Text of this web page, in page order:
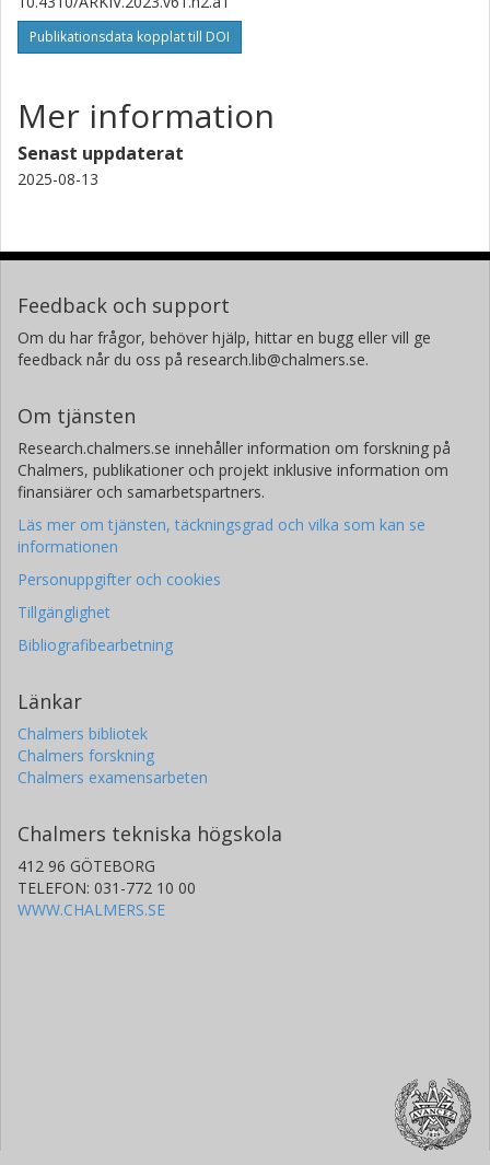
Publikationsdata kopplat till DOI
Mer information
Senast uppdaterat
2025-08-13
Feedback och support
Om du har frågor, behöver hjälp, hittar en bugg eller vill ge
feedback når du oss på research.lib@chalmers.se.
Om tjänsten
Research.chalmers.se innehåller information om forskning på
Chalmers, publikationer och projekt inklusive information om
finansiärer och samarbetspartners.
Läs mer om tjänsten, täckningsgrad och vilka som kan se
informationen
Personuppgifter och cookies
Tillgänglighet
Bibliografibearbetning
Länkar
Chalmers bibliotek
Chalmers forskning
Chalmers examensarbeten
Chalmers tekniska högskola
412 96 GÖTEBORG
TELEFON: 031-772 10 00
WWW.CHALMERS.SE